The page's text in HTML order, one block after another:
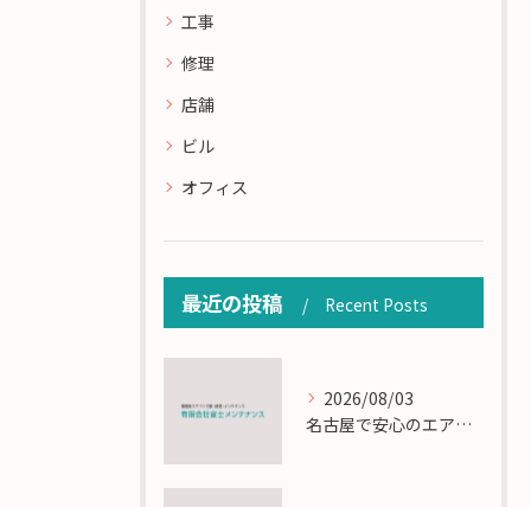
工事
修理
店舗
ビル
オフィス
最近の投稿 Recent Posts
2026/08/03
名古屋で安心のエアコン工事と定期メンテナンスの重要性